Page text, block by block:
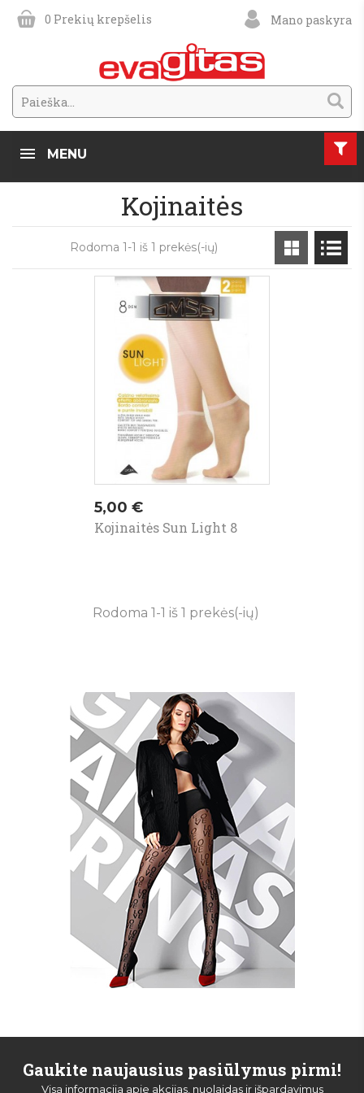
Mano paskyra
0 Prekių krepšelis
MENU
Kojinaitės
Rodoma 1-1 iš 1 prekės(-ių)
Kaina
5,00 €
Kojinaitės Sun Light 8
Rodoma 1-1 iš 1 prekės(-ių)
Gaukite naujausius pasiūlymus pirmi!
Visa informacija apie akcijas, nuolaidas ir išpardavimus